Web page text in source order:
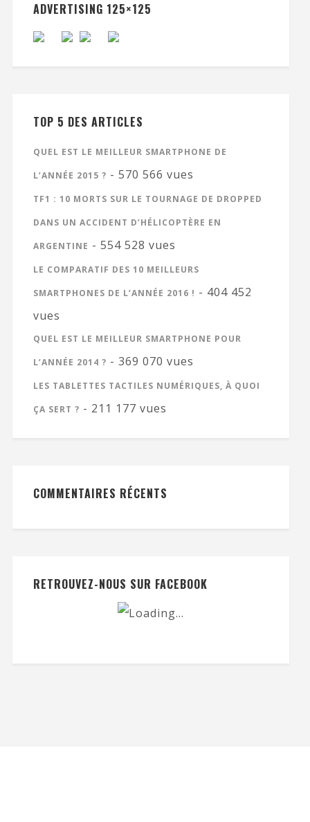
ADVERTISING 125×125
TOP 5 DES ARTICLES
QUEL EST LE MEILLEUR SMARTPHONE DE
L’ANNÉE 2015 ? - 570 566 vues
TF1 : 10 MORTS SUR LE TOURNAGE DE DROPPED
DANS UN ACCIDENT D’HÉLICOPTÈRE EN
ARGENTINE - 554 528 vues
LE COMPARATIF DES 10 MEILLEURS
SMARTPHONES DE L’ANNÉE 2016 ! - 404 452
vues
QUEL EST LE MEILLEUR SMARTPHONE POUR
L’ANNÉE 2014 ? - 369 070 vues
LES TABLETTES TACTILES NUMÉRIQUES, À QUOI
ÇA SERT ? - 211 177 vues
COMMENTAIRES RÉCENTS
RETROUVEZ-NOUS SUR FACEBOOK